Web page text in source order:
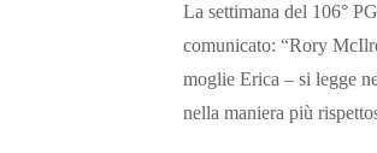
La settimana del 106°
comunicato: “Rory
moglie Erica – si legge
nella maniera più